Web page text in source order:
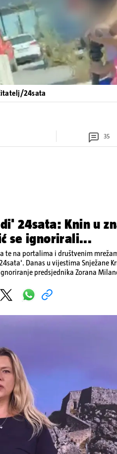
24sata
35
24sata: Knin u
se ignorirali...
te na portalima i društvenim
Danas u vijestima Snježane
predsjednika Zorana
električnom romobilu te smanjenju
Pokretanje videa...